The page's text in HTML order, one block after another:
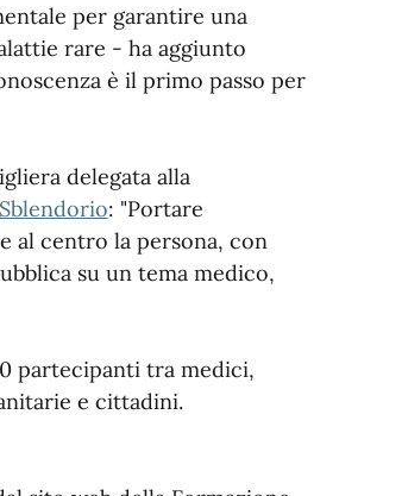
per garantire una
rare - ha aggiunto
è il primo passo per
delegata alla
: "Portare
al centro la persona, con
su un tema medico,
partecipanti tra medici,
e cittadini.